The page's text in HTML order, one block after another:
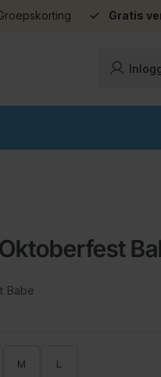
Gratis
Babe
M L